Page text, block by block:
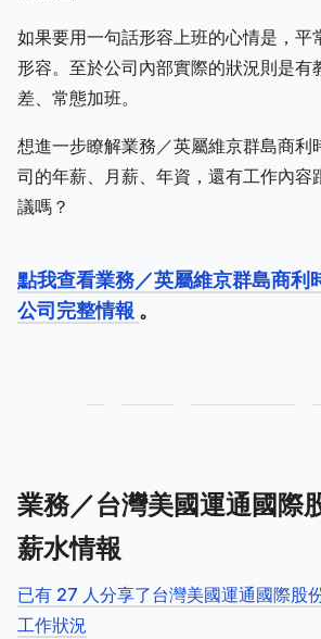
如果要用一句話形容上班的心情是，平
形容。至於公司內部實際的狀況則是有
差、常態加班。
想進一步瞭解業務／英屬維京群島商利
司的年薪、月薪、年資，還有工作內容
議嗎？
點我查看業務／英屬維京群島商利
公司完整情報 。
業務／台灣美國運通國際
薪水情報
已有 27 人分享了台灣美國運通國際股
工作狀況